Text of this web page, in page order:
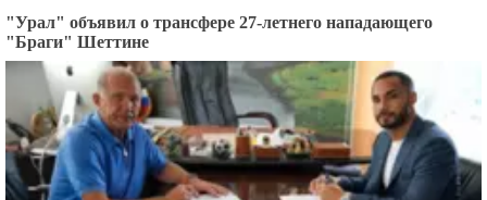
"Урал" объявил о трансфере 27-летнего нападающего
"Браги" Шеттине